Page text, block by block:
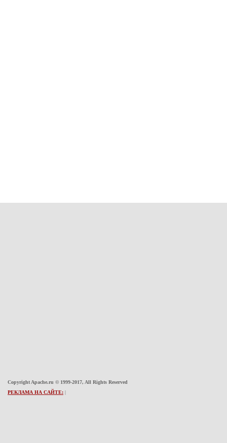
Copyright Apache.ru © 1999-2017, All Rights Reserved
РЕКЛАМА НА САЙТЕ: |